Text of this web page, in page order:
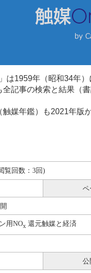
は1959年（昭和34年
記事の検索と結果（
媒年鑑）も2021年
覧回数：3回)
ペ
用NOx 還元触媒と経済
公